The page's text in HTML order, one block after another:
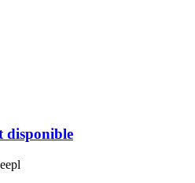
disponible